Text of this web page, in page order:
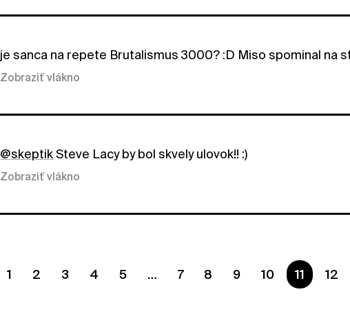
je sanca na repete Brutalismus 3000? :D Miso spominal na
Zobraziť vlákno
@skeptikSteve Lacy by bol skvely ulovok!! :)
Zobraziť vlákno
1 2 3 4 5 7 8 9 10 Ste na
11 12